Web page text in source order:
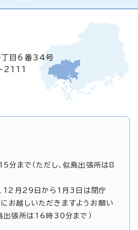
丁目6番34号
2111
まで（ただし、似島出張所は8
12月29日から1月3日は閉庁
お越しいただきますようお願い
島出張所は16時30分まで）